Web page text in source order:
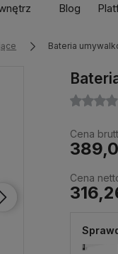
Blog
Bateria
Cena
Cena